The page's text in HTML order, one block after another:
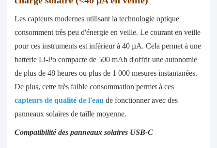
Les capteurs modernes utilisant la technologie optique
consomment très peu d'énergie en veille. Le courant en veille
pour ces instruments est inférieur à 40 µA. Cela permet à une
batterie Li-Po compacte de 500 mAh d'offrir une autonomie
de plus de 48 heures ou plus de 1 000 mesures instantanées.
De plus, cette très faible consommation permet à ces
capteurs de qualité de l'eau de fonctionner avec des
panneaux solaires de taille moyenne.
Compatibilité des panneaux solaires USB-C